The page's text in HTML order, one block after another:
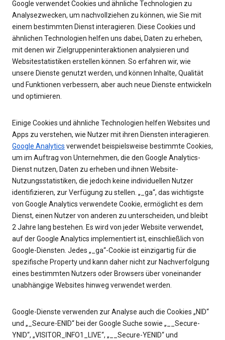
Google verwendet Cookies und ähnliche Technologien zu
Analysezwecken, um nachvollziehen zu können, wie Sie mit
einem bestimmten Dienst interagieren. Diese Cookies und
ähnlichen Technologien helfen uns dabei, Daten zu erheben,
mit denen wir Zielgruppeninteraktionen analysieren und
Websitestatistiken erstellen können. So erfahren wir, wie
unsere Dienste genutzt werden, und können Inhalte, Qualität
und Funktionen verbessern, aber auch neue Dienste entwickeln
und optimieren.
Einige Cookies und ähnliche Technologien helfen Websites und
Apps zu verstehen, wie Nutzer mit ihren Diensten interagieren.
Google Analytics verwendet beispielsweise bestimmte Cookies,
um im Auftrag von Unternehmen, die den Google Analytics-
Dienst nutzen, Daten zu erheben und ihnen Website-
Nutzungsstatistiken, die jedoch keine individuellen Nutzer
identifizieren, zur Verfügung zu stellen. „_ga“, das wichtigste
von Google Analytics verwendete Cookie, ermöglicht es dem
Dienst, einen Nutzer von anderen zu unterscheiden, und bleibt
2 Jahre lang bestehen. Es wird von jeder Website verwendet,
auf der Google Analytics implementiert ist, einschließlich von
Google-Diensten. Jedes „_ga“-Cookie ist einzigartig für die
spezifische Property und kann daher nicht zur Nachverfolgung
eines bestimmten Nutzers oder Browsers über voneinander
unabhängige Websites hinweg verwendet werden.
Google-Dienste verwenden zur Analyse auch die Cookies „NID“
und „_Secure-ENID“ bei der Google Suche sowie „__Secure-
YNID“, „VISITOR_INFO1_LIVE“, „__Secure-YENID“ und